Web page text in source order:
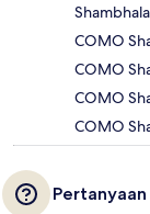
COMO
COMO
COMO
COMO
Pertanyaan